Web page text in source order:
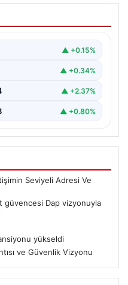
Konut
kendi
▲ +0.15%
▲ +0.34%
▲ +2.37%
▲ +0.80%
Seviyeli Adresi Ve
güvencesi Dap vizyonuyla
yükseldi
ve Güvenlik Vizyonu